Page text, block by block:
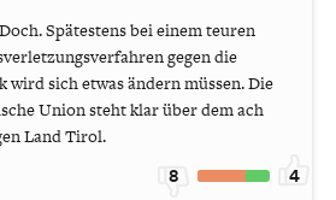
Spätestens bei einem teuren
gegen die
wird sich etwas ändern müssen. Die
Union steht klar über dem ach
Land Tirol.
8 4